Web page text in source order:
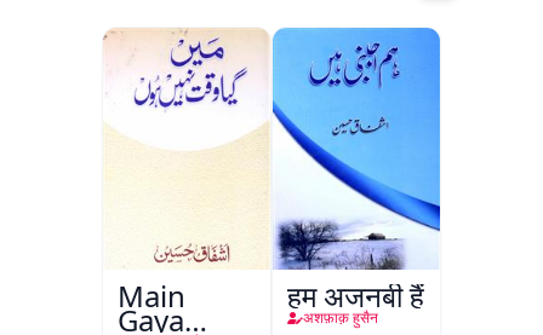
Main
Gaya
हम अजनबी हैं
अशफ़ाक़ हुसैन